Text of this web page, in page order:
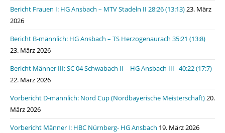
Bericht Frauen I: HG Ansbach – MTV Stadeln II 28:26 (13:13)23. März
2026
Bericht B-männlich: HG Ansbach – TS Herzogenaurach 35:21 (13:8)
23. März 2026
Bericht Männer III: SC 04 Schwabach II – HG Ansbach III 40:22 (17:7)
22. März 2026
Vorbericht D-männlich: Nord Cup (Nordbayerische Meisterschaft)20.
März 2026
Vorbericht Männer I: HBC Nürnberg- HG Ansbach 19. März 2026